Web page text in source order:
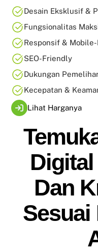
Desain Eksklusif &
Fungsionalitas
Responsif &
SEO-Friendly
Dukungan
Kecepatan &
Lihat Harganya
Dan
Sesuai